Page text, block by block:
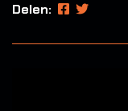
Delen: